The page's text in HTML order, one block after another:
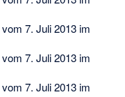
vom 7. Juli 2013 im
vom 7. Juli 2013 im
vom 7. Juli 2013 im